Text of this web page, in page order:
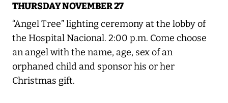
THURSDAY NOVEMBER 27
“Angel Tree” lighting ceremony at the lobby of
the Hospital Nacional. 2:00 p.m. Come choose
an angel with the name, age, sex of an
orphaned child and sponsor his or her
Christmas gift.